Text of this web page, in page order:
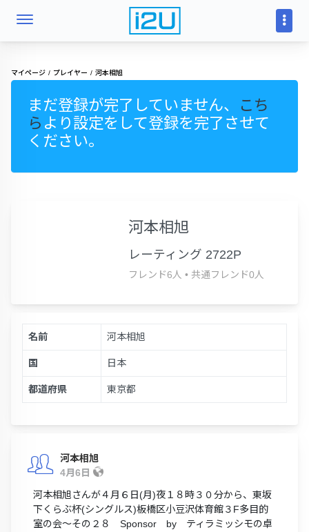
マイページ プレイヤー 河本相旭
まだ登録が完了していません、
こち
ら より設定をして登録を完了させて
ください。
河本相旭
レーティング 2722P
フレンド6人 • 共通フレンド0人
名前 河本相旭
国 日本
都道府県 東京都
河本相旭
4月6日
河本相旭さんが４月６日(月)夜１８時３０分から、東坂
下くらぶ杯(シングルス)板橋区小豆沢体育館３F多目的
室の会～その２８ Sponsor by ティラミッシモの卓